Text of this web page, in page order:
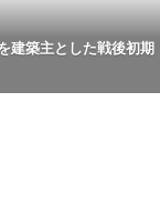
建築主とした戦後初期